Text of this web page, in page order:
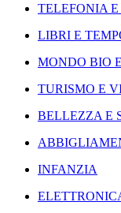
TELEFONIA
LIBRI E
MONDO BIO
TURISMO E
BELLEZZA E
INFANZIA